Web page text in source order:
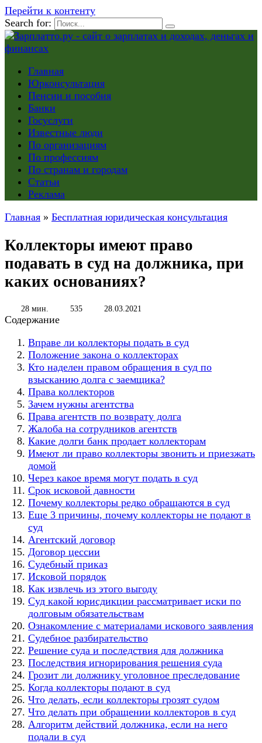
Перейти к контенту
Search for:
Главная
Юрконсультация
Пенсии и пособия
Банки
Госуслуги
Известные люди
По организациям
По профессиям
По странам и городам
Статьи
Реклама
Главная » Бесплатная юридическая консультация
Коллекторы имеют право
подавать в суд на должника, при
каких основаниях?
28 мин. 535 28.03.2021
Содержание
Вправе ли коллекторы подать в суд
Положение закона о коллекторах
Кто наделен правом обращения в суд по
взысканию долга с заемщика?
Права коллекторов
Зачем нужны агентства
Права агентств по возврату долга
Жалоба на сотрудников агентств
Какие долги банк продает коллекторам
Имеют ли право коллекторы звонить и приезжать
домой
Через какое время могут подать в суд
Срок исковой давности
Почему коллекторы редко обращаются в суд
Еще 3 причины, почему коллекторы не подают в
суд
Агентский договор
Договор цессии
Судебный приказ
Исковой порядок
Как извлечь из этого выгоду
Суд какой юрисдикции рассматривает иски по
долговым обязательствам
Ознакомление с материалами искового заявления
Судебное разбирательство
Решение суда и последствия для должника
Последствия игнорирования решения суда
Грозит ли должнику уголовное преследование
Когда коллекторы подают в суд
Что делать, если коллекторы грозят судом
Что делать при обращении коллекторов в суд
Алгоритм действий должника, если на него
подали в суд